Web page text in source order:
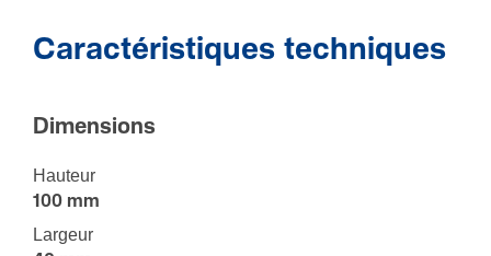
Caractéristiques techniques
Dimen­sions
Hauteur
100 mm
Largeur